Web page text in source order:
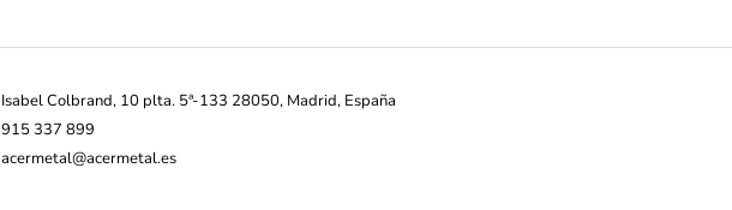
Isabel Colbrand, 10 plta. 5ª-133 28050, Madrid, España
915 337 899
acermetal@acermetal.es